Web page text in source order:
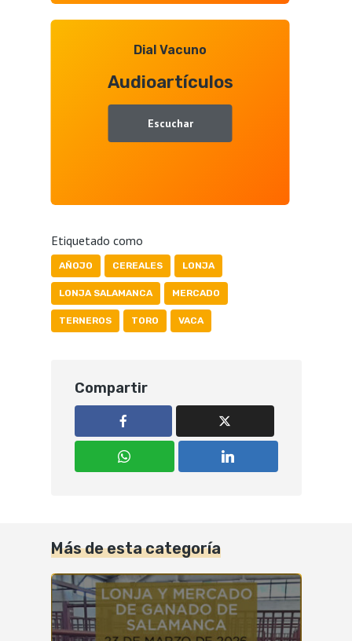
Dial Vacuno
Audioartículos
Escuchar
Etiquetado como
AÑOJO CEREALES LONJA
LONJA SALAMANCA MERCADO
TERNEROS TORO VACA
Compartir
Más de esta categoría